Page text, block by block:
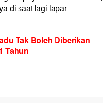
di saat lagi lapar-
Tak Boleh Diberikan
Tahun